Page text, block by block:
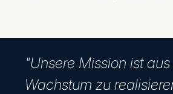
"Unsere Mission ist
Wachstum zu